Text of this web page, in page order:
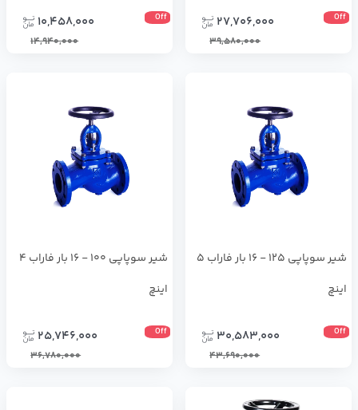
Off
27,706,000
39,580,000
Off
10,458,000
14,940,000
شیر سوپاپی 125 - 16 بار فاراب 5
اینچ
Off
30,583,000
43,690,000
شیر سوپاپی 100 - 16 بار فاراب 4
اینچ
Off
25,746,000
36,780,000